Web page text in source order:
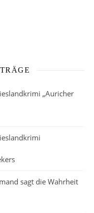
„Auricher
sagt die Wahrheit